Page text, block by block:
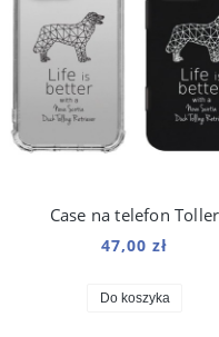
Case na telefon Toller
47,00 zł
Do koszyka